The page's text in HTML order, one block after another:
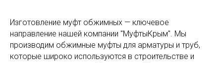
Изготовление муфт обжимных — ключевое
направление нашей компании "МуфтыКрым". Мы
производим обжимные муфты для арматуры и труб,
которые широко используются в строительстве и